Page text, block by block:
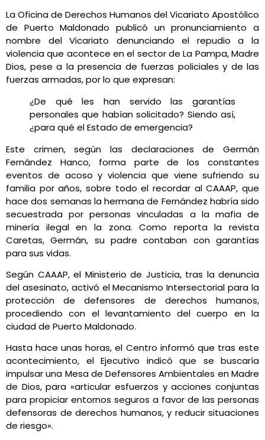
La Oficina de Derechos Humanos del Vicariato Apostólico
de Puerto Maldonado publicó un pronunciamiento a
nombre del Vicariato denunciando el repudio a la
violencia que acontece en el sector de La Pampa, Madre
Dios, pese a la presencia de fuerzas policiales y de las
fuerzas armadas, por lo que expresan:
¿De qué les han servido las garantías
personales que habían solicitado? Siendo así,
¿para qué el Estado de emergencia?
Este crimen, según las declaraciones de Germán
Fernández Hanco, forma parte de los constantes
eventos de acoso y violencia que viene sufriendo su
familia por años, sobre todo el recordar al CAAAP, que
hace dos semanas la hermana de Fernández habría sido
secuestrada por personas vinculadas a la mafia de
minería ilegal en la zona. Como reporta la revista
Caretas, Germán, su padre contaban con garantías
para sus vidas.
Según CAAAP, el Ministerio de Justicia, tras la denuncia
del asesinato, activó el Mecanismo Intersectorial para la
protección de defensores de derechos humanos,
procediendo con el levantamiento del cuerpo en la
ciudad de Puerto Maldonado.
Hasta hace unas horas, el Centro informó que tras este
acontecimiento, el Ejecutivo indicó que se buscaría
impulsar una Mesa de Defensores Ambientales en Madre
de Dios, para «articular esfuerzos y acciones conjuntas
para propiciar entornos seguros a favor de las personas
defensoras de derechos humanos, y reducir situaciones
de riesgo».